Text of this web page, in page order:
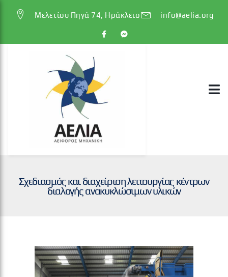
Μελετίου Πηγά 74, Ηράκλειο info@aelia.org
Σχεδιασμός και διαχείριση λειτουργίας κέντρων
διαλογής ανακυκλώσιμων υλικών